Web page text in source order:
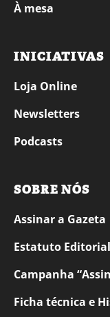
À mesa
INICIATIVAS
Loja Online
Newsletters
Podcasts
SOBRE NÓS
Assinar a Gazeta
Estatuto Editorial
Campanha
Ficha técnica e